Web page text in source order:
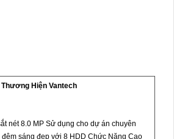
Hiện Vantech
nét 8.0 MP Sử dụng cho dự án chuyên
sáng đẹp với 8 HDD Chức Năng Cao